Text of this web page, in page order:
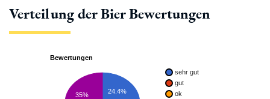
Verteilung der Bier Bewertungen
Bewertungen
sehr gut
gut
ok
24.4%
35%